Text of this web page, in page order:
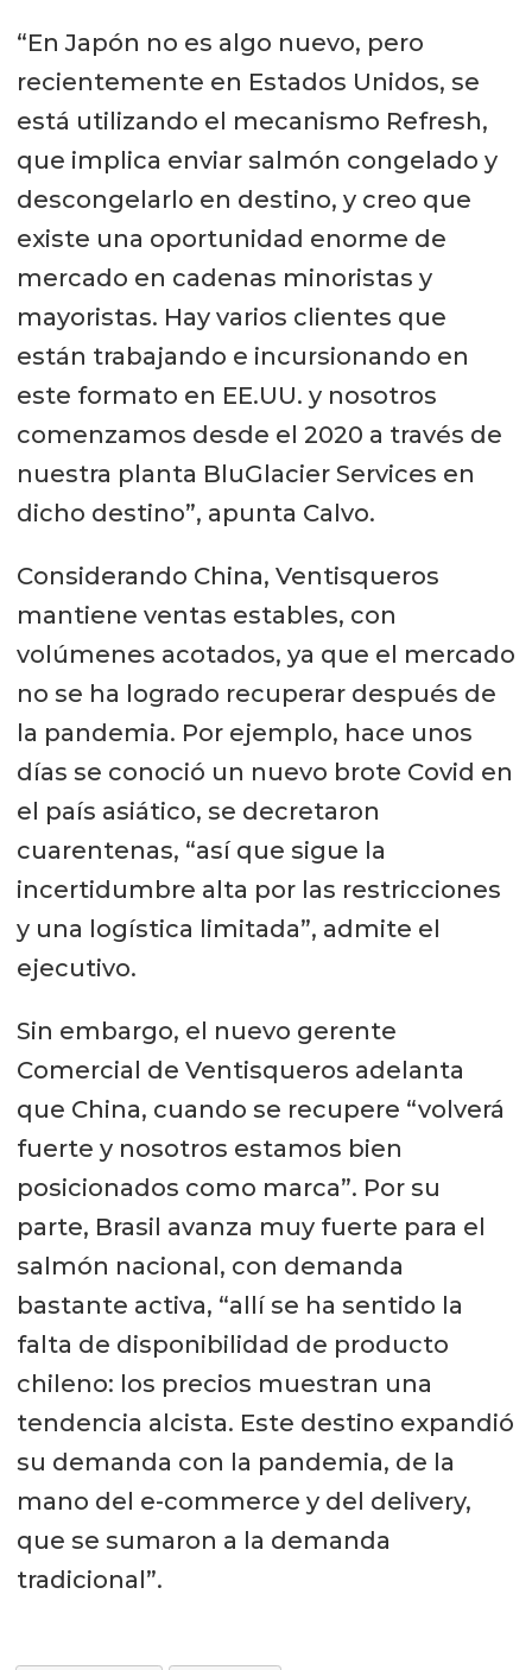
“En Japón no es algo nuevo, pero
recientemente en Estados Unidos, se
está utilizando el mecanismo Refresh,
que implica enviar salmón congelado y
descongelarlo en destino, y creo que
existe una oportunidad enorme de
mercado en cadenas minoristas y
mayoristas. Hay varios clientes que
están trabajando e incursionando en
este formato en EE.UU. y nosotros
comenzamos desde el 2020 a través de
nuestra planta BluGlacier Services en
dicho destino”, apunta Calvo.
Considerando China, Ventisqueros
mantiene ventas estables, con
volúmenes acotados, ya que el mercado
no se ha logrado recuperar después de
la pandemia. Por ejemplo, hace unos
días se conoció un nuevo brote Covid en
el país asiático, se decretaron
cuarentenas, “así que sigue la
incertidumbre alta por las restricciones
y una logística limitada”, admite el
ejecutivo.
Sin embargo, el nuevo gerente
Comercial de Ventisqueros adelanta
que China, cuando se recupere “volverá
fuerte y nosotros estamos bien
posicionados como marca”. Por su
parte, Brasil avanza muy fuerte para el
salmón nacional, con demanda
bastante activa, “allí se ha sentido la
falta de disponibilidad de producto
chileno: los precios muestran una
tendencia alcista. Este destino expandió
su demanda con la pandemia, de la
mano del e-commerce y del delivery,
que se sumaron a la demanda
tradicional”.